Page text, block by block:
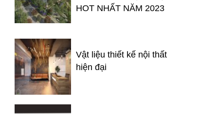
HOT NHẤT NĂM 2023
Vật liệu thiết kế nội thất
hiện đại